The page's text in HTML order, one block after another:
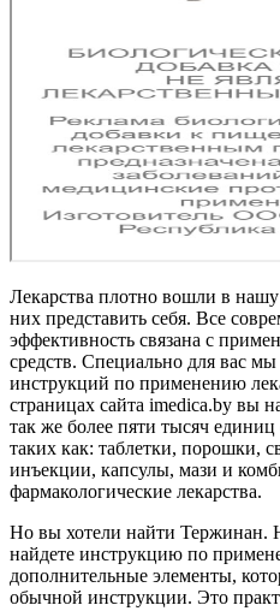
Лекарства плотно вошли в
них представить себя. Все
эффективность связана с
средств. Специально для вас
инструкций по применению
страницах сайта imedica.by вы
так же более пяти тысяч
таких как: таблетки, порошки,
инъекции, капсулы, мази и
фармакологические лекарства.
Но вы хотели найти Тержинан.
найдете инструкцию по
дополнительные элементы,
обычной инструкции. Это